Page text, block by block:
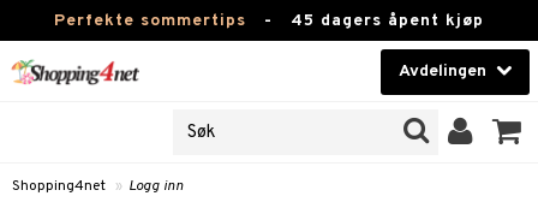
Perfekte sommertips - 45 dagers åpent kjøp
Avdelingen
Kontaktlinser
Shopping4net » Logg inn